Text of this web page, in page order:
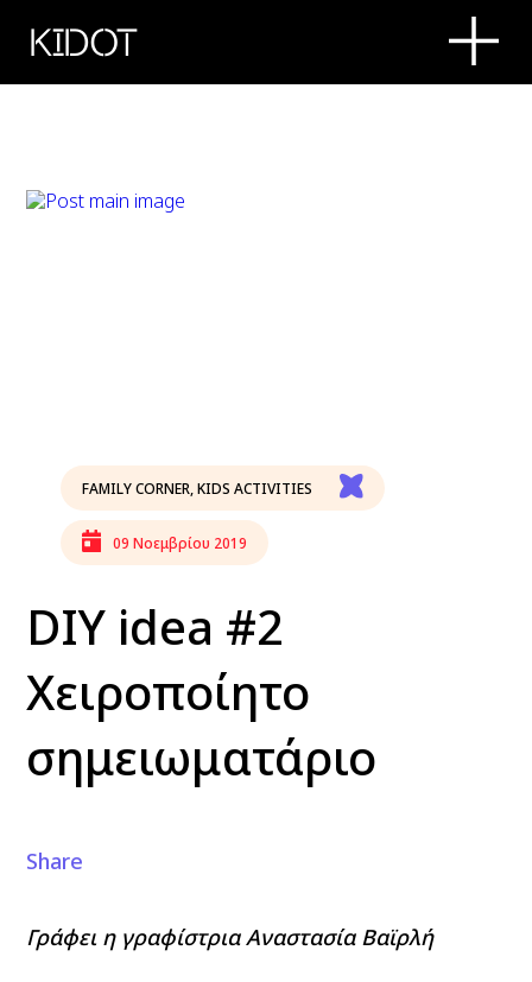
KIDOT
FAMILY CORNER,KIDS ACTIVITIES
09 Νοεμβρίου 2019
DIY idea #2
Χειροποίητο
σημειωματάριο
Share
Γράφει η γραφίστρια Αναστασία Βαϊρλή